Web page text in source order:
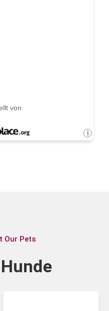
Our Pets